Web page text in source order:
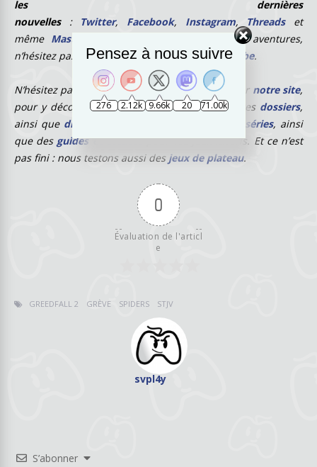
les dernières
nouvelles: Twitter, Facebook, Instagram, Threadset
même Mastodon
. Et pour suivre toutes nos aventures,
n’hésitez pas à nous suivre surTwitchet YouTube.
N’hésitez pas non plus à aller vous promener sur notre site,
pour y découvrir nosnos tests de jeuxet autres dossiers,
ainsi que divers avis au sujet de films ou de séries, ainsi
que des guides et astucespour vos jeux favoris. Et ce n’est
pas fini : nous testons aussi des jeux de plateau.
0
Évaluation de l'articl
e
GREEDFALL 2 GRÈVE SPIDERS STJV
svpl4y
S’abonner
Pensez à nous suivre
276 2.12k 9.66k 20 71.00k